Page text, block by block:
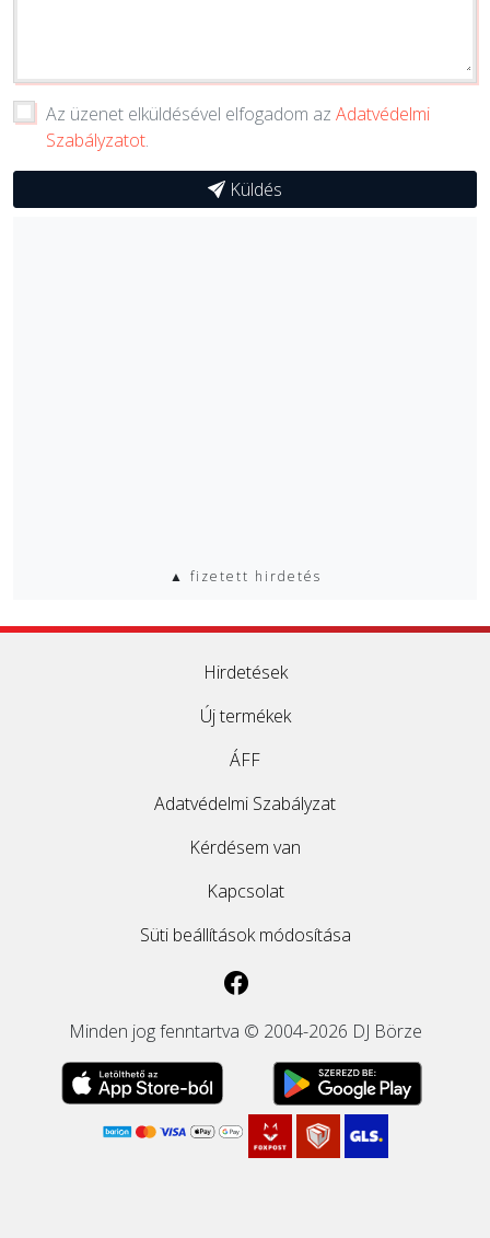
Az üzenet elküldésével elfogadom az Adatvédelmi
Szabályzatot.
Küldés
▲ fizetett hirdetés
Hirdetések
Új termékek
ÁFF
Adatvédelmi Szabályzat
Kérdésem van
Kapcsolat
Süti beállítások módosítása
Minden jog fenntartva © 2004-2026 DJ Börze